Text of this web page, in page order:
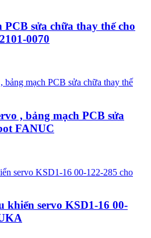
sửa chữa thay thế cho
0070
, bảng mạch PCB sửa
FANUC
servo KSD1-16 00-